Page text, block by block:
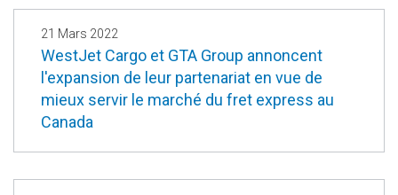
21 Mars 2022
WestJet Cargo et GTA Group annoncent
l'expansion de leur partenariat en vue de
mieux servir le marché du fret express au
Canada